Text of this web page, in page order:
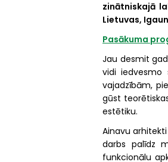
zinātniskajā
Lietuvas,
Pasākuma
Jau desmit
vidi iedvesmo
vajadzībām,
gūst
estētiku.
Ainavu
darbs palīdz
funkcionālu